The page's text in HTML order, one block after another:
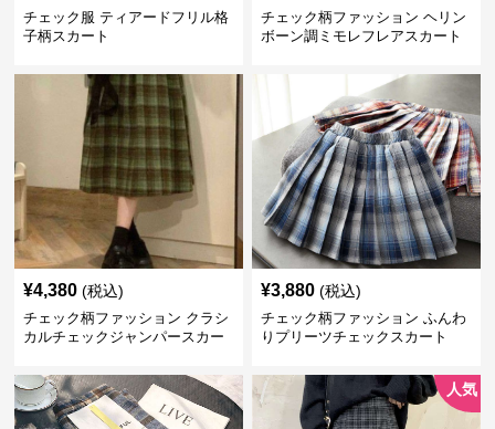
チェック服 ティアードフリル格
子柄スカート
チェック柄ファッション ヘリン
ボーン調ミモレフレアスカート
¥4,380 (税込)
チェック柄ファッション クラシ
カルチェックジャンパースカー
¥3,880 (税込)
チェック柄ファッション ふんわ
りプリーツチェックスカート
人気